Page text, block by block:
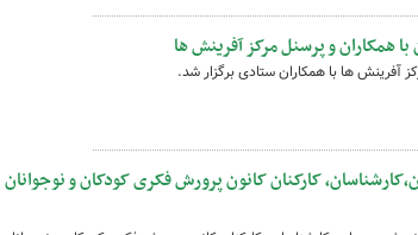
همکاران و پرسنل مرکز آفرینش ها
ها با همکاران ستادی برگزار شد.
کارکنان کانون پرورش فکری کودکان و نوجوانان